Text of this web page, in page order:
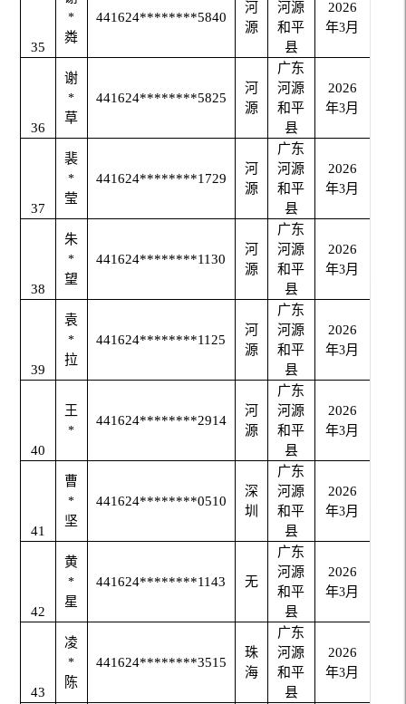
35
*
粦
441624********5840
河
源
河源
和平
县
2026
年3月
36
谢
*
草
441624********5825
河
源
广东
河源
和平
县
2026
年3月
37
裴
*
莹
441624********1729
河
源
广东
河源
和平
县
2026
年3月
38
朱
*
望
441624********1130
河
源
广东
河源
和平
县
2026
年3月
39
袁
*
拉
441624********1125
河
源
广东
河源
和平
县
2026
年3月
40
王
*
441624********2914
河
源
广东
河源
和平
县
2026
年3月
41
曹
*
坚
441624********0510
深
圳
广东
河源
和平
县
2026
年3月
42
黄
*
星
441624********1143 无
广东
河源
和平
县
2026
年3月
43
凌
*
陈
441624********3515
珠
海
广东
河源
和平
县
2026
年3月